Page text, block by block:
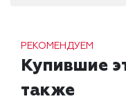
РЕКОМЕНДУЕМ
Купившие
также